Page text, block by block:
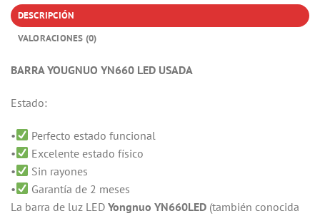
DESCRIPCIÓN
VALORACIONES (0)
BARRA YOUGNUO YN660 LED USADA
Estado:
•
Perfecto estado funcional
•
Excelente estado físico
•
Sin rayones
•
Garantía de 2 meses
La barra de luz LED Yongnuo YN660LED (también conocida